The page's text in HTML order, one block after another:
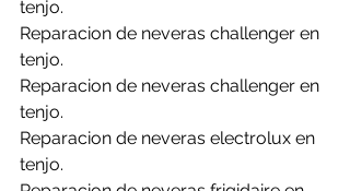
tenjo.
Reparacion de neveras challenger en
tenjo.
Reparacion de neveras challenger en
tenjo.
Reparacion de neveras electrolux en
tenjo.